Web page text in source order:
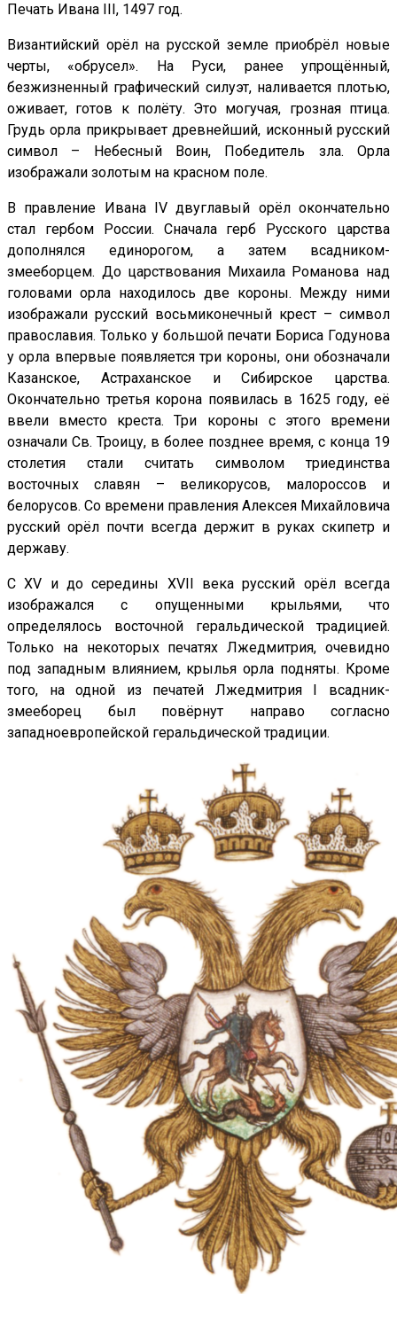
Печать Ивана III, 1497 год.
Византийский орёл на русской земле приобрёл новые
черты, «обрусел». На Руси, ранее упрощённый,
безжизненный графический силуэт, наливается плотью,
оживает, готов к полёту. Это могучая, грозная птица.
Грудь орла прикрывает древнейший, исконный русский
символ – Небесный Воин, Победитель зла. Орла
изображали золотым на красном поле.
В правление Ивана IV двуглавый орёл окончательно
стал гербом России. Сначала герб Русского царства
дополнялся единорогом, а затем всадником-
змееборцем. До царствования Михаила Романова над
головами орла находилось две короны. Между ними
изображали русский восьмиконечный крест – символ
православия. Только у большой печати Бориса Годунова
у орла впервые появляется три короны, они обозначали
Казанское, Астраханское и Сибирское царства.
Окончательно третья корона появилась в 1625 году, её
ввели вместо креста. Три короны с этого времени
означали Св. Троицу, в более позднее время, с конца 19
столетия стали считать символом триединства
восточных славян – великорусов, малороссов и
белорусов. Со времени правления Алексея Михайловича
русский орёл почти всегда держит в руках скипетр и
державу.
С XV и до середины XVII века русский орёл всегда
изображался с опущенными крыльями, что
определялось восточной геральдической традицией.
Только на некоторых печатях Лжедмитрия, очевидно
под западным влиянием, крылья орла подняты. Кроме
того, на одной из печатей Лжедмитрия I всадник-
змееборец был повёрнут направо согласно
западноевропейской геральдической традиции.